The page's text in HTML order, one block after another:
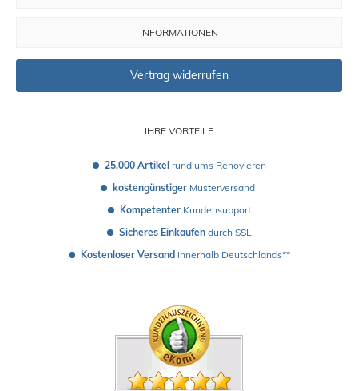
IHRE VORTEILE
25.000 Artikel rund ums Renovieren
kostengünstiger Musterversand
Kompetenter Kundensupport
Sicheres Einkaufen durch SSL
Kostenloser Versand innerhalb Deutschlands**
INFORMATIONEN
Vertrag widerrufen